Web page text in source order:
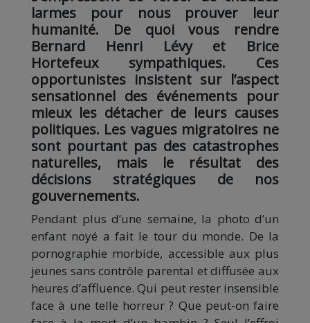
larmes pour nous prouver leur
humanité. De quoi vous rendre
Bernard Henri Lévy et Brice
Hortefeux sympathiques. Ces
opportunistes insistent sur l’aspect
sensationnel des événements pour
mieux les détacher de leurs causes
politiques. Les vagues migratoires ne
sont pourtant pas des catastrophes
naturelles, mais le résultat des
décisions stratégiques de nos
gouvernements.
Pendant plus d’une semaine, la photo d’un
enfant noyé a fait le tour du monde. De la
pornographie morbide, accessible aux plus
jeunes sans contrôle parental et diffusée aux
heures d’affluence. Qui peut rester insensible
face à une telle horreur ? Que peut-on faire